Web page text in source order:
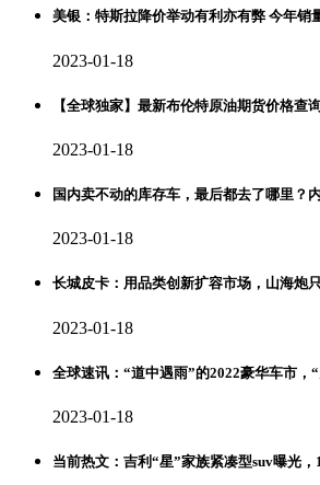
美银：特斯拉降价举动有利亦有弊 今年销
2023-01-18
【全球独家】最新布伦特原油期货价格查
2023-01-18
国内卖不动的库存车，最后都去了哪里？
2023-01-18
长城皮卡：用品类创新扩容市场，山海炮
2023-01-18
全球速讯：“道中遇雨”的2022豪华车市，
2023-01-18
当前热文：吉利“星”家族紧凑型suv曝光